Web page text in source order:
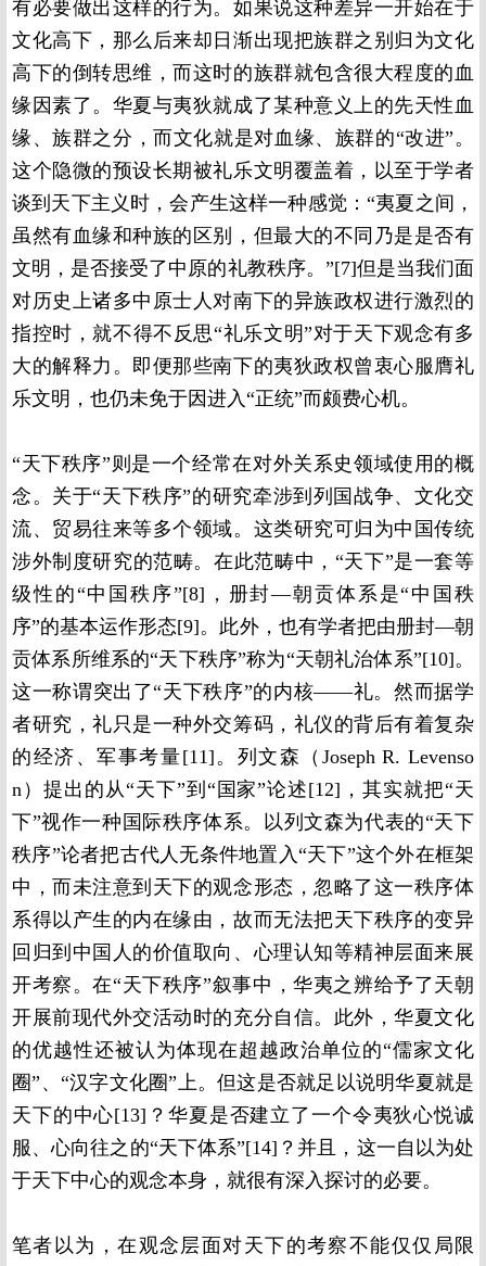
有必要做出这样的行为。如果说这种差异一开始在于
文化高下，那么后来却日渐出现把族群之别归为文化
高下的倒转思维，而这时的族群就包含很大程度的血
缘因素了。华夏与夷狄就成了某种意义上的先天性血
缘、族群之分，而文化就是对血缘、族群的“改进”。
这个隐微的预设长期被礼乐文明覆盖着，以至于学者
谈到天下主义时，会产生这样一种感觉：“夷夏之间，
虽然有血缘和种族的区别，但最大的不同乃是是否有
文明，是否接受了中原的礼教秩序。”[7]但是当我们面
对历史上诸多中原士人对南下的异族政权进行激烈的
指控时，就不得不反思“礼乐文明”对于天下观念有多
大的解释力。即便那些南下的夷狄政权曾衷心服膺礼
乐文明，也仍未免于因进入“正统”而颇费心机。
“天下秩序”则是一个经常在对外关系史领域使用的概
念。关于“天下秩序”的研究牵涉到列国战争、文化交
流、贸易往来等多个领域。这类研究可归为中国传统
涉外制度研究的范畴。在此范畴中，“天下”是一套等
级性的“中国秩序”[8]，册封—朝贡体系是“中国秩
序”的基本运作形态[9]。此外，也有学者把由册封—朝
贡体系所维系的“天下秩序”称为“天朝礼治体系”[10]。
这一称谓突出了“天下秩序”的内核——礼。然而据学
者研究，礼只是一种外交筹码，礼仪的背后有着复杂
的经济、军事考量[11]。列文森（Joseph R. Levenso
n）提出的从“天下”到“国家”论述[12]，其实就把“天
下”视作一种国际秩序体系。以列文森为代表的“天下
秩序”论者把古代人无条件地置入“天下”这个外在框架
中，而未注意到天下的观念形态，忽略了这一秩序体
系得以产生的内在缘由，故而无法把天下秩序的变异
回归到中国人的价值取向、心理认知等精神层面来展
开考察。在“天下秩序”叙事中，华夷之辨给予了天朝
开展前现代外交活动时的充分自信。此外，华夏文化
的优越性还被认为体现在超越政治单位的“儒家文化
圈”、“汉字文化圈”上。但这是否就足以说明华夏就是
天下的中心[13]？华夏是否建立了一个令夷狄心悦诚
服、心向往之的“天下体系”[14]？并且，这一自以为处
于天下中心的观念本身，就很有深入探讨的必要。
笔者以为，在观念层面对天下的考察不能仅仅局限